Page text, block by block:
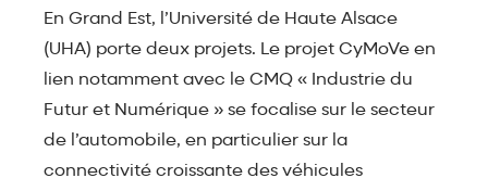
En Grand Est, l’Université de Haute Alsace
(UHA) porte deux projets. Le projet CyMoVe en
lien notamment avec le CMQ « Industrie du
Futur et Numérique » se focalise sur le secteur
de l’automobile, en particulier sur la
connectivité croissante des véhicules